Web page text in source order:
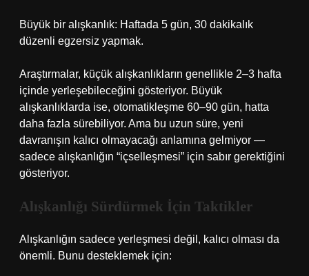
Büyük bir alışkanlık: Haftada 5 gün, 30 dakikalık
düzenli egzersiz yapmak.
Araştırmalar, küçük alışkanlıkların genellikle 2–3 hafta
içinde yerleşebileceğini gösteriyor. Büyük
alışkanlıklarda ise, otomatikleşme 60–90 gün, hatta
daha fazla sürebiliyor. Ama bu uzun süre, yeni
davranışın kalıcı olmayacağı anlamına gelmiyor —
sadece alışkanlığın “içselleşmesi” için sabır gerektiğini
gösteriyor.
Alışkanlığı Sürdürmek İçin Taktikler
Alışkanlığın sadece yerleşmesi değil, kalıcı olması da
önemli. Bunu desteklemek için: